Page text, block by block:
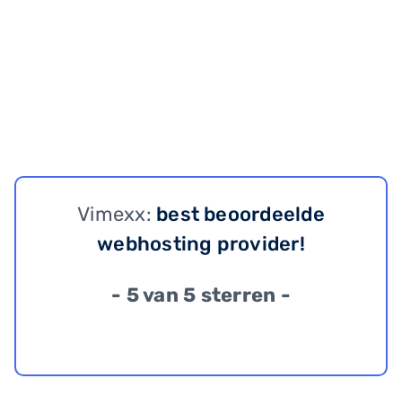
Vimexx: best beoordeelde
webhosting provider!
- 5 van 5 sterren -